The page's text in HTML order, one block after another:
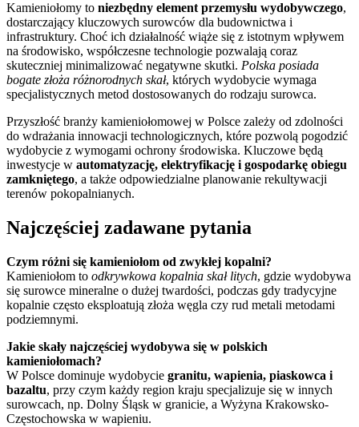
Kamieniołomy to niezbędny element przemysłu wydobywczego,
dostarczający kluczowych surowców dla budownictwa i
infrastruktury. Choć ich działalność wiąże się z istotnym wpływem
na środowisko, współczesne technologie pozwalają coraz
skuteczniej minimalizować negatywne skutki. Polska posiada
bogate złoża różnorodnych skał, których wydobycie wymaga
specjalistycznych metod dostosowanych do rodzaju surowca.
Przyszłość branży kamieniołomowej w Polsce zależy od zdolności
do wdrażania innowacji technologicznych, które pozwolą pogodzić
wydobycie z wymogami ochrony środowiska. Kluczowe będą
inwestycje w automatyzację, elektryfikację i gospodarkę obiegu
zamkniętego, a także odpowiedzialne planowanie rekultywacji
terenów pokopalnianych.
Najczęściej zadawane pytania
Czym różni się kamieniołom od zwykłej kopalni?
Kamieniołom to odkrywkowa kopalnia skał litych, gdzie wydobywa
się surowce mineralne o dużej twardości, podczas gdy tradycyjne
kopalnie często eksploatują złoża węgla czy rud metali metodami
podziemnymi.
Jakie skały najczęściej wydobywa się w polskich
kamieniołomach?
W Polsce dominuje wydobycie granitu, wapienia, piaskowca i
bazaltu, przy czym każdy region kraju specjalizuje się w innych
surowcach, np. Dolny Śląsk w granicie, a Wyżyna Krakowsko-
Częstochowska w wapieniu.